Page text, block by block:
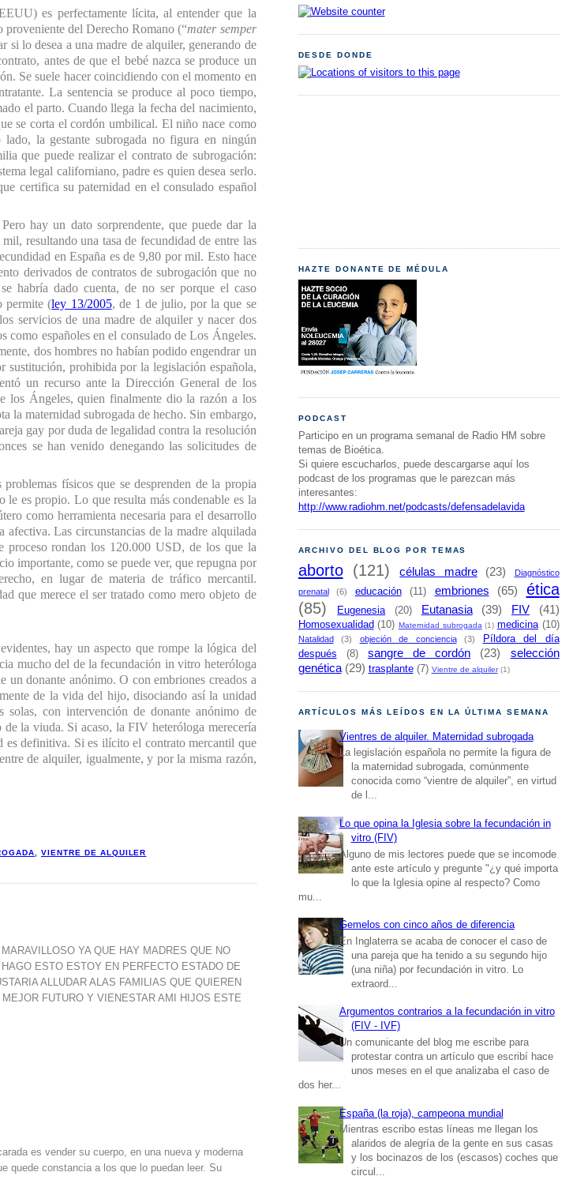
es perfectamente lícita, al entender que la
del Derecho Romano (“mater semper
si lo desea a una madre de alquiler, generando de
antes de que el bebé nazca se produce un
Se suele hacer coincidiendo con el momento en
La sentencia se produce al poco tiempo,
el parto. Cuando llega la fecha del nacimiento,
se corta el cordón umbilical. El niño nace como
la gestante subrogada no figura en ningún
que puede realizar el contrato de subrogación:
legal californiano, padre es quien desea serlo.
certifica su paternidad en el consulado español
hay un dato sorprendente, que puede dar la
resultando una tasa de fecundidad de entre las
en España es de 9,80 por mil. Esto hace
derivados de contratos de subrogación que no
habría dado cuenta, de no ser porque el caso
permite (ley 13/2005, de 1 de julio, por la que se
servicios de una madre de alquiler y nacer dos
como españoles en el consulado de Los Ángeles.
dos hombres no habían podido engendrar un
sustitución, prohibida por la legislación española,
un recurso ante la Dirección General de los
los Ángeles, quien finalmente dio la razón a los
la maternidad subrogada de hecho. Sin embargo,
gay por duda de legalidad contra la resolución
se han venido denegando las solicitudes de
físicos que se desprenden de la propia
le es propio. Lo que resulta más condenable es la
como herramienta necesaria para el desarrollo
Las circunstancias de la madre alquilada
proceso rondan los 120.000 USD, de los que la
importante, como se puede ver, que repugna por
en lugar de materia de tráfico mercantil.
que merece el ser tratado como mero objeto de
hay un aspecto que rompe la lógica del
mucho del de la fecundación in vitro heteróloga
un donante anónimo. O con embriones creados a
de la vida del hijo, disociando así la unidad
con intervención de donante anónimo de
la viuda. Si acaso, la FIV heteróloga merecería
es definitiva. Si es ilícito el contrato mercantil que
de alquiler, igualmente, y por la misma razón,
, VIENTRE DE ALQUILER
YA QUE HAY MADRES QUE NO
ESTO ESTOY EN PERFECTO ESTADO DE
ALLUDAR ALAS FAMILIAS QUE QUIEREN
FUTURO Y VIENESTAR AMI HIJOS ESTE
es vender su cuerpo, en una nueva y moderna
quede constancia a los que lo puedan leer. Su
DESDE DONDE
HAZTE DONANTE DE MÉDULA
PODCAST
Participo en un programa semanal de Radio HM sobre
temas de Bioética.
Si quiere escucharlos, puede descargarse aquí los
podcast de los programas que le parezcan más
interesantes:
http://www.radiohm.net/podcasts/defensadelavida
ARCHIVO DEL BLOG POR TEMAS
aborto (121) células madre (23)
Diagnóstico
prenatal
(6) educación (11) embriones (65)
ética
(85)
Eugenesia (20) Eutanasia (39) FIV (41)
Homosexualidad (10) Maternidad subrogada (1) medicina (10)
Natalidad (3) objeción de conciencia (3)
Píldora del día
después
(8) sangre de cordón (23)
selección
genética (29) trasplante (7) Vientre de alquiler (1)
ARTÍCULOS MÁS LEÍDOS EN LA ÚLTIMA SEMANA
Vientres de alquiler. Maternidad subrogada
La legislación española no permite la figura de
la maternidad subrogada, comúnmente
conocida como “vientre de alquiler”, en virtud
de l...
Lo que opina la Iglesia sobre la fecundación in
vitro (FIV)
Alguno de mis lectores puede que se incomode
ante este artículo y pregunte "¿y qué importa
lo que la Iglesia opine al respecto? Como
mu...
Gemelos con cinco años de diferencia
En Inglaterra se acaba de conocer el caso de
una pareja que ha tenido a su segundo hijo
(una niña) por fecundación in vitro. Lo
extraord...
Argumentos contrarios a la fecundación in vitro
(FIV - IVF)
Un comunicante del blog me escribe para
protestar contra un artículo que escribí hace
unos meses en el que analizaba el caso de
dos her...
España (la roja), campeona mundial
Mientras escribo estas líneas me llegan los
alaridos de alegría de la gente en sus casas
y los bocinazos de los (escasos) coches que
circul...